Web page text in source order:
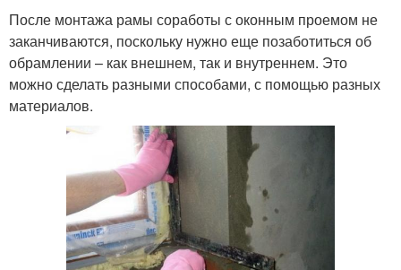
После монтажа рамы соработы с оконным проемом не
заканчиваются, поскольку нужно еще позаботиться об
обрамлении – как внешнем, так и внутреннем. Это
можно сделать разными способами, с помощью разных
материалов.